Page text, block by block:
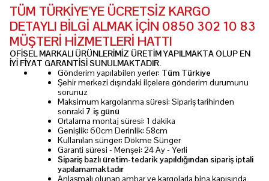
TÜM TÜRKİYE'YE ÜCRETSİZ KARGO
DETAYLI BİLGİ ALMAK İÇİN 0850 302 10 83
MÜŞTERİ HİZMETLERİ HATTI
OFİSEL MARKALI ÜRÜNLERİMİZ ÜRETİM YAPILMAKTA OLUP EN
İYİ FİYAT GARANTİSİ SUNULMAKTADIR.
Gönderim yapılabilen yerler: Tüm Türkiye
Şehir merkezi dışındaki ilçelere gönderim durumunu
sorunuz
Maksimum kargolanma süresi: Sipariş tarihinden
sonraki 7 iş günü
Ortalama montaj süresi: 1 dakika
Genişlik: 60cm Derinlik: 58cm
Kullanılan sünger: Dökme Sünger
Garanti süresi - Menşei: 24 Ay - Yerli
Sipariş bazlı üretim-tedarik yapıldığından sipariş iptali
yapılamamaktadır
Anlaşmalı olunan ambar ve kargolarla bina kapısında